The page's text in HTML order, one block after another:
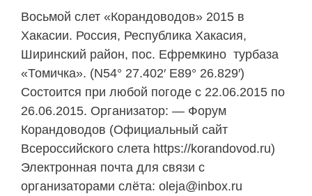
Восьмой слет «Корандоводов» 2015 в
Хакасии. Россия, Республика Хакасия,
Ширинский район, пос. Ефремкино турбаза
«Томичка». (N54° 27.402′ E89° 26.829′)
Состоится при любой погоде с 22.06.2015 по
26.06.2015. Организатор: — Форум
Корандоводов (Официальный сайт
Всероссийского слета https://korandovod.ru)
Электронная почта для связи с
организаторами слёта: oleja@inbox.ru